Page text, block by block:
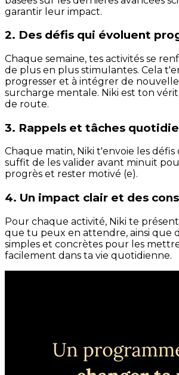
garantir leur impact.
2. Des défis qui évoluent
Chaque semaine, tes activités se
de plus en plus stimulantes. Cela
progresser et à intégrer de
surcharge mentale. Niki est ton
de route.
3. Rappels et tâches
Chaque matin, Niki t'envoie les
suffit de les valider avant minuit
progrès et rester motivé (e).
4. Un impact clair et des
Pour chaque activité, Niki te
que tu peux en attendre, ainsi que
simples et concrètes pour les
facilement dans ta vie quotidienne.